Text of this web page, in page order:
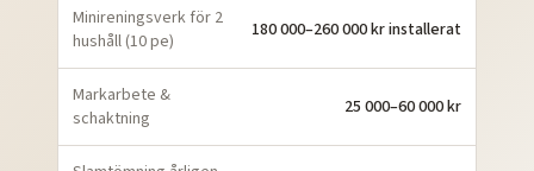
Minireningsverk för 2
hushåll (10 pe)
180 000–260 000 kr installerat
Markarbete &
schaktning
25 000–60 000 kr